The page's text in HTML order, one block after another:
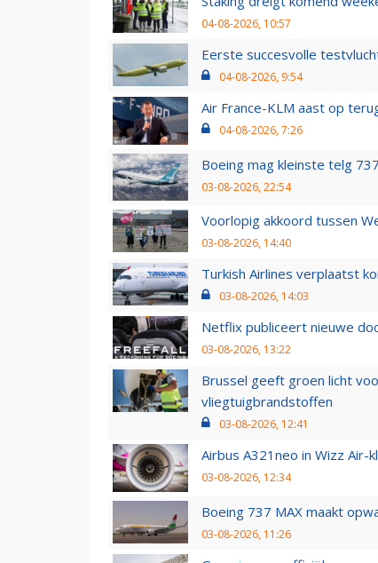
04-08-2026, 10:57
Eerste succesvolle
04-08-2026, 9:54
Air France-KLM aast op
04-08-2026, 7:26
Boeing mag kleinste telg
03-08-2026, 22:54
Voorlopig akkoord tussen
03-08-2026, 14:40
Turkish Airlines verplaatst
03-08-2026, 14:03
Netflix publiceert nieuwe
03-08-2026, 13:22
Brussel geeft groen licht
vliegtuigbrandstoffen
03-08-2026, 12:41
Airbus A321neo in Wizz
03-08-2026, 12:34
Boeing 737 MAX maakt
03-08-2026, 11:26